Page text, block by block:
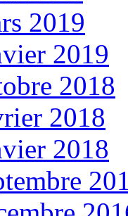
2019
2019
2018
2018
2018